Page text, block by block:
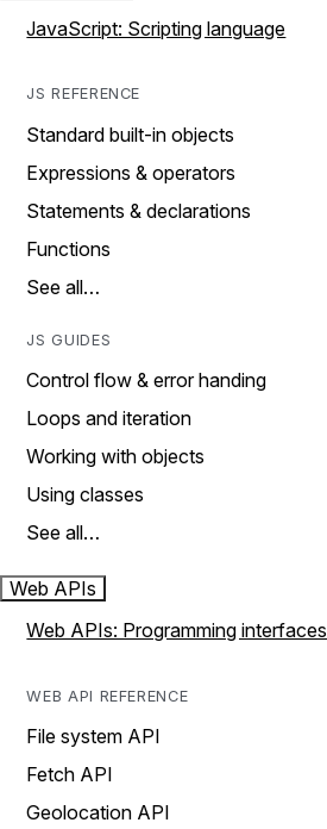
JavaScript: Scripting language
JS REFERENCE
Standard built-in objects
Expressions & operators
Statements & declarations
Functions
See all…
JS GUIDES
Control flow & error handing
Loops and iteration
Working with objects
Using classes
See all…
Web APIs
Web APIs: Programming interfaces
WEB API REFERENCE
File system API
Fetch API
Geolocation API